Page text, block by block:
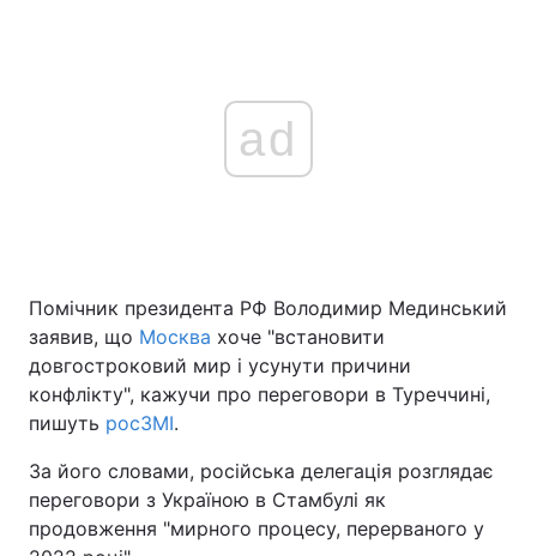
ad
Помічник президента РФ Володимир Мединський
заявив, що Москва хоче "встановити
довгостроковий мир і усунути причини
конфлікту", кажучи про переговори в Туреччині,
пишуть росЗМІ.
За його словами, російська делегація розглядає
переговори з Україною в Стамбулі як
продовження "мирного процесу, перерваного у